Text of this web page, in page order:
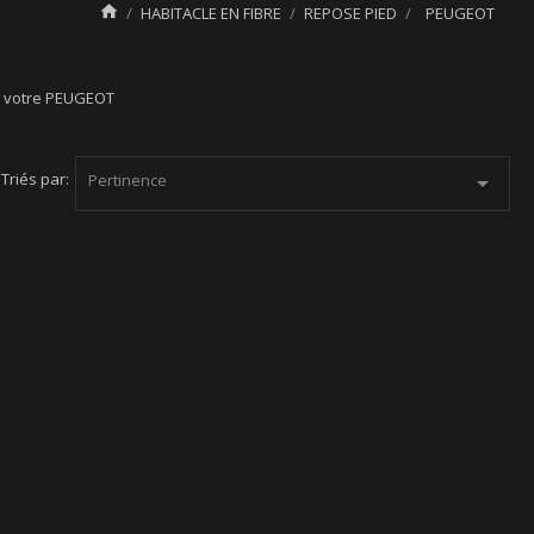
 HABITACLE EN FIBRE REPOSE PIED PEUGEOT
PEUGEOT
Triés par: Pertinence 